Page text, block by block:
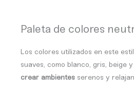
Paleta de colores
Los colores utilizados en este
suaves, como blanco, gris, beige
crear ambientes serenos y